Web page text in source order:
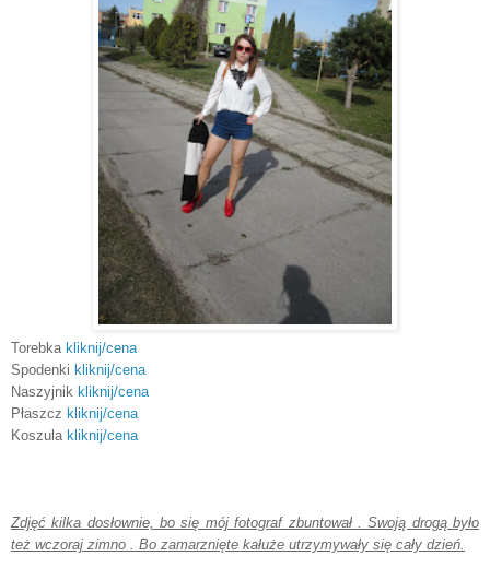
Torebka kliknij/cena
Spodenki kliknij/cena
Naszyjnik kliknij/cena
Płaszcz kliknij/cena
Koszula kliknij/cena
Zdjęć kilka dosłownie, bo się mój fotograf zbuntował . Swoją drogą było
też wczoraj zimno . Bo zamarznięte kałuże utrzymywały się cały dzień.